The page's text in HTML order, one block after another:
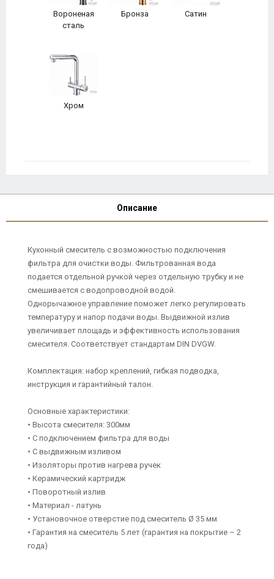
Вороненая
сталь
Бронза Сатин
Хром
Описание
Кухонный смеситель с возможностью подключения
фильтра для очистки воды. Фильтрованная вода
подается отдельной ручкой через отдельную трубку и не
смешивается с водопроводной водой.
Однорычажное управление поможет легко регулировать
температуру и напор подачи воды. Выдвижной излив
увеличивает площадь и эффективность использования
смесителя. Соответствует стандартам DIN DVGW.
Комплектация: набор креплений, гибкая подводка,
инструкция и гарантийный талон.
Основные характеристики:
• Высота смесителя: 300мм
• С подключением фильтра для воды
• С выдвижным изливом
• Изоляторы против нагрева ручек
• Керамический картридж
• Поворотный излив
• Материал - латунь
• Установочное отверстие под смеситель Ø 35 мм
• Гарантия на смеситель 5 лет (гарантия на покрытие – 2
года)